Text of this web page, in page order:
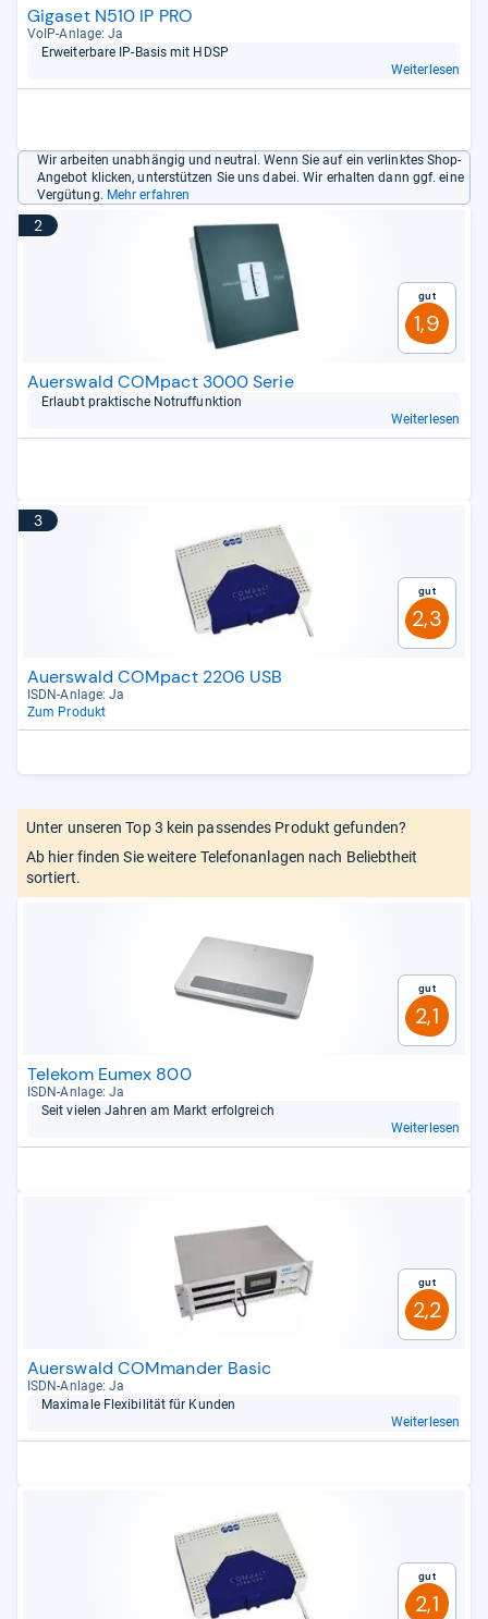
Gigaset N510 IP PRO
VoIP-​Anlage: Ja
Erweiter­bare IP-​Basis mit HDSP
Weiterlesen
Wir arbeiten unabhängig und neutral. Wenn Sie auf ein verlinktes Shop-
Angebot klicken, unterstützen Sie uns dabei. Wir erhalten dann ggf. eine
Vergütung. Mehr erfahren
2
Gut
1,9
Auerswald COMpact 3000 Serie
Erlaubt prak­ti­sche Not­ruf­funk­tion
Weiterlesen
3
Gut
2,3
Auerswald COMpact 2206 USB
ISDN-​Anlage: Ja
Zum Produkt
Unter unseren Top 3 kein passendes Produkt gefunden?
Ab hier finden Sie weitere Telefonanlagen nach Beliebtheit
sortiert.
Gut
2,1
Telekom Eumex 800
ISDN-​Anlage: Ja
Seit vie­len Jah­ren am Markt erfolg­reich
Weiterlesen
Gut
2,2
Auerswald COMmander Basic
ISDN-​Anlage: Ja
Maxi­male Fle­xi­bi­li­tät für Kun­den
Weiterlesen
Gut
2,1